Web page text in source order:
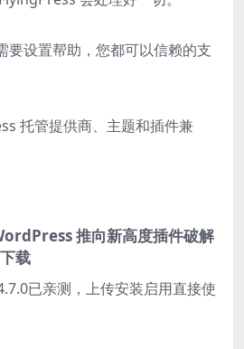
要设置帮助，您都可以信赖的支
托管提供商、主题和插件兼
推向新高度插件破解
载
已亲测，上传安装启用直接使